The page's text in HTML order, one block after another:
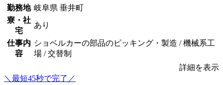
勤務地 岐阜県 垂井町
寮・社
宅
あり
仕事内
容
ショベルカーの部品のピッキング・製造 / 機械系工
場 / 交替制
詳細を表示
＼最短45秒で完了／